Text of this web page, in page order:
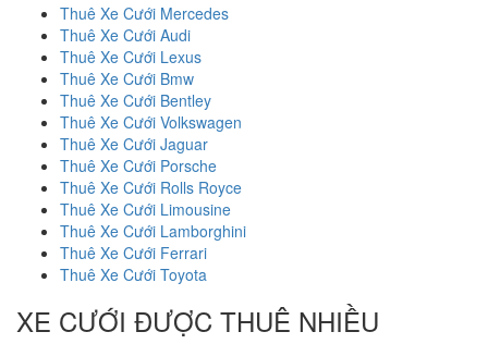
Thuê Xe Cưới Mercedes
Thuê Xe Cưới Audi
Thuê Xe Cưới Lexus
Thuê Xe Cưới Bmw
Thuê Xe Cưới Bentley
Thuê Xe Cưới Volkswagen
Thuê Xe Cưới Jaguar
Thuê Xe Cưới Porsche
Thuê Xe Cưới Rolls Royce
Thuê Xe Cưới Limousine
Thuê Xe Cưới Lamborghini
Thuê Xe Cưới Ferrari
Thuê Xe Cưới Toyota
XE CƯỚI ĐƯỢC THUÊ NHIỀU